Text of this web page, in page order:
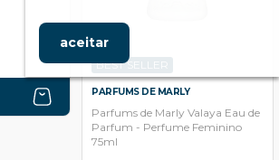
BEST SELLER
PARFUMS DE MARLY
Parfums de Marly Valaya Eau de
Parfum - Perfume Feminino
75ml
aceitar